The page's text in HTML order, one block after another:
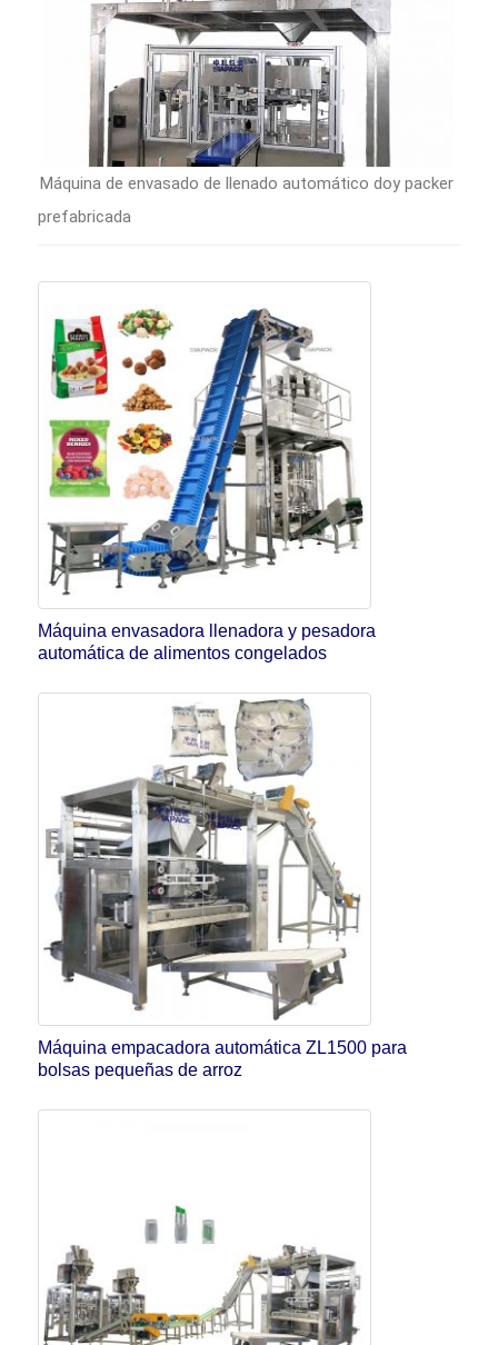
Máquina de envasado de llenado automático doy packer
prefabricada
Máquina envasadora llenadora y pesadora
automática de alimentos congelados
Máquina empacadora automática ZL1500 para
bolsas pequeñas de arroz